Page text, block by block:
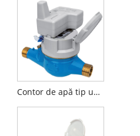
Contor de apă tip uscat cu jet multiplu cu inductiv preechipat cu aprobare MID